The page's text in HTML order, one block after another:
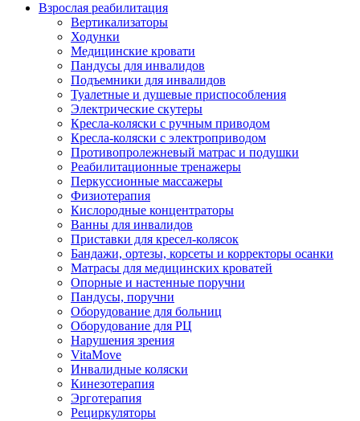
Взрослая реабилитация
Вертикализаторы
Ходунки
Медицинские кровати
Пандусы для инвалидов
Подъемники для инвалидов
Туалетные и душевые приспособления
Электрические скутеры
Кресла-коляски с ручным приводом
Кресла-коляски с электроприводом
Противопролежневый матрас и подушки
Реабилитационные тренажеры
Перкуссионные массажеры
Физиотерапия
Кислородные концентраторы
Ванны для инвалидов
Приставки для кресел-колясок
Бандажи, ортезы, корсеты и корректоры осанки
Матрасы для медицинских кроватей
Опорные и настенные поручни
Пандусы, поручни
Оборудование для больниц
Оборудование для РЦ
Нарушения зрения
VitaMove
Инвалидные коляски
Кинезотерапия
Эрготерапия
Рециркуляторы